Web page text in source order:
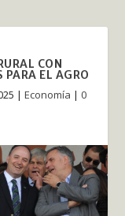
CON
PARA EL AGRO
| Economía | 0